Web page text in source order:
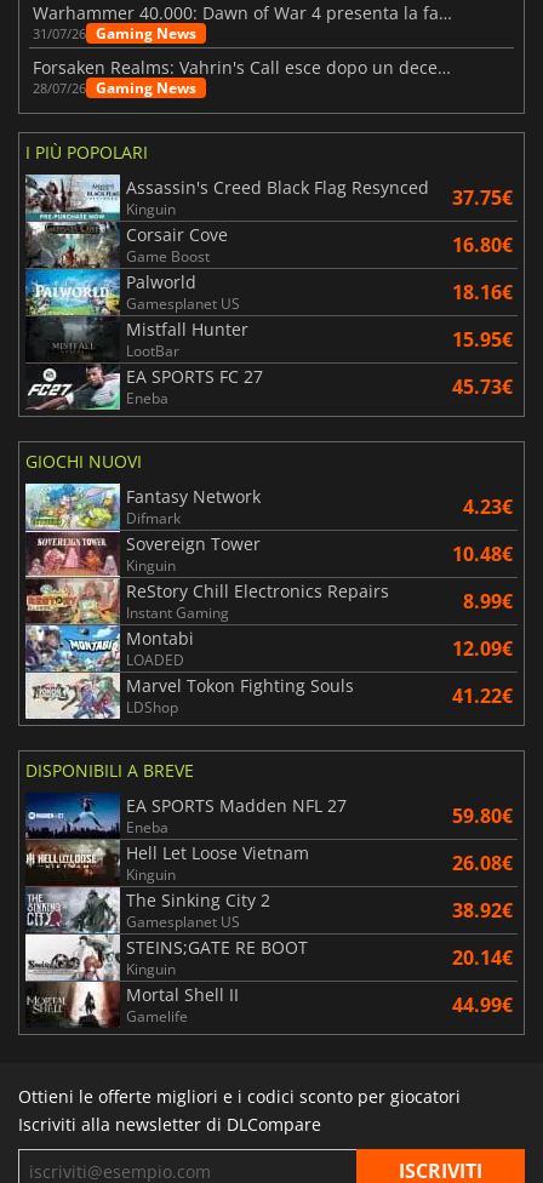
Warhammer 40.000: Dawn of War 4 presenta la fazione dei Necron
31/07/26 Gaming News
Forsaken Realms: Vahrin's Call esce dopo un decennio di sviluppo
28/07/26 Gaming News
I PIÙ POPOLARI
Assassin's Creed Black Flag Resynced
Kinguin 37.75€
Corsair Cove
Game Boost 16.80€
Palworld
Gamesplanet US 18.16€
Mistfall Hunter
LootBar 15.95€
EA SPORTS FC 27
Eneba 45.73€
GIOCHI NUOVI
Fantasy Network
Difmark 4.23€
Sovereign Tower
Kinguin 10.48€
ReStory Chill Electronics Repairs
Instant Gaming 8.99€
Montabi
LOADED 12.09€
Marvel Tokon Fighting Souls
LDShop 41.22€
DISPONIBILI A BREVE
EA SPORTS Madden NFL 27
Eneba 59.80€
Hell Let Loose Vietnam
Kinguin 26.08€
The Sinking City 2
Gamesplanet US 38.92€
STEINS;GATE RE BOOT
Kinguin 20.14€
Mortal Shell II
Gamelife 44.99€
Ottieni le offerte migliori e i codici sconto per giocatori
Iscriviti alla newsletter di DLCompare